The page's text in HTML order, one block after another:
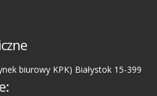
biurowy KPK) Białystok 15-399